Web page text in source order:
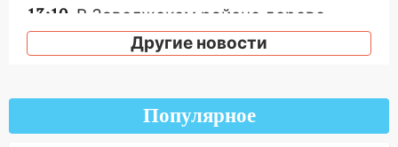
13:10 В Заволжском районе дерево
упало во дворе
затопленные улицы и остановившиеся
Другие новости
Популярное